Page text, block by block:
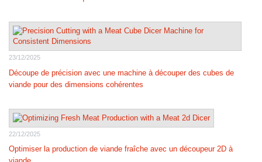
23/12/2025
Découpe de précision avec une machine à découper des cubes de
viande pour des dimensions cohérentes
22/12/2025
Optimiser la production de viande fraîche avec un découpeur 2D à